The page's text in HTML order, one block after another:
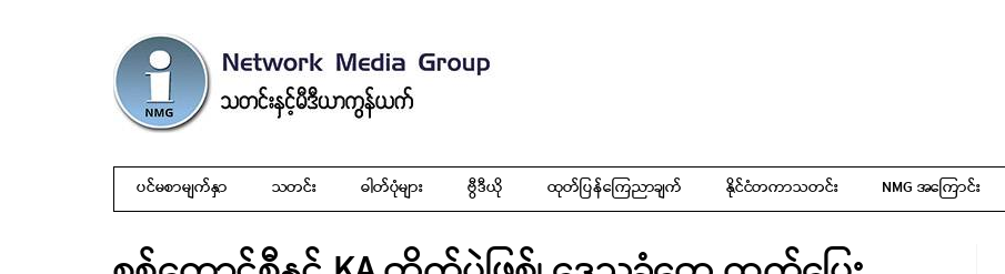
ပင်မစာမျက်နှာ သတင်း ဓါတ်ပုံများ ဗွီဒီယို ထုတ်ပြန်ကြေညာချက် နိုင်ငံတကာသတင်း NMG အကြောင်း